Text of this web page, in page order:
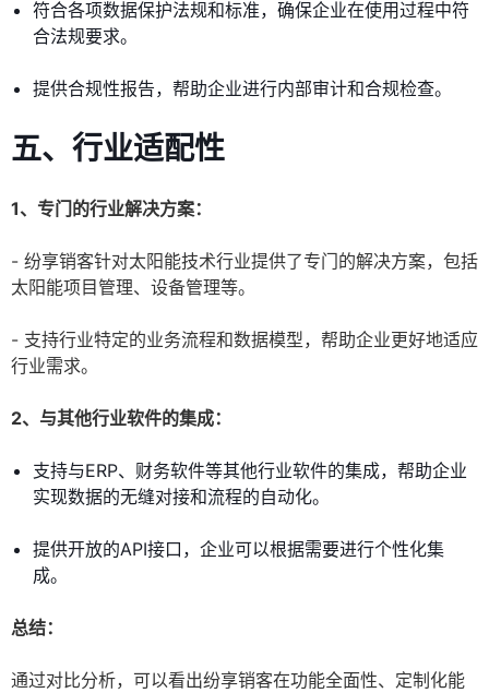
符合各项数据保护法规和标准，确保企业在使用过程中符
合法规要求。
提供合规性报告，帮助企业进行内部审计和合规检查。
五、行业适配性
1、专门的行业解决方案：
- 纷享销客针对太阳能技术行业提供了专门的解决方案，包括
太阳能项目管理、设备管理等。
- 支持行业特定的业务流程和数据模型，帮助企业更好地适应
行业需求。
2、与其他行业软件的集成：
支持与ERP、财务软件等其他行业软件的集成，帮助企业
实现数据的无缝对接和流程的自动化。
提供开放的API接口，企业可以根据需要进行个性化集
成。
总结：
通过对比分析，可以看出纷享销客在功能全面性、定制化能